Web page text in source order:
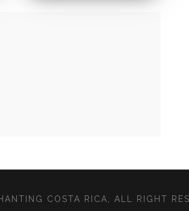
COSTA RICA, ALL RIGHT